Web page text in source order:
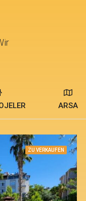
ARSA
ZU VERKAUFEN